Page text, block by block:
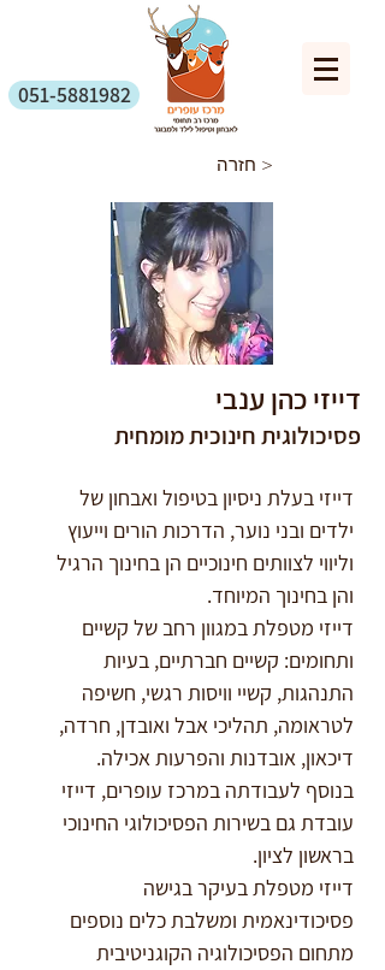
051-5881982
חזרה >
דייזי כהן ענבי
פסיכולוגית חינוכית מומחית
דייזי בעלת ניסיון בטיפול ואבחון של
ילדים ובני נוער, הדרכות הורים וייעוץ
וליווי לצוותים חינוכיים הן בחינוך הרגיל
והן בחינוך המיוחד.
דייזי מטפלת במגוון רחב של קשיים
ותחומים: קשיים חברתיים, בעיות
התנהגות, קשיי וויסות רגשי, חשיפה
לטראומה, תהליכי אבל ואובדן, חרדה,
דיכאון, אובדנות והפרעות אכילה.
בנוסף לעבודתה במרכז עופרים, דייזי
עובדת גם בשירות הפסיכולוגי החינוכי
בראשון לציון.
דייזי מטפלת בעיקר בגישה
פסיכודינאמית ומשלבת כלים נוספים
מתחום הפסיכולוגיה הקוגניטיבית